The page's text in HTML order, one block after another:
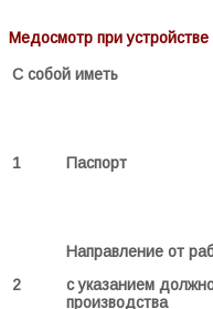
Медосмотр при устройстве
С собой иметь
1 Паспорт
2
Направление от
с указанием
производства